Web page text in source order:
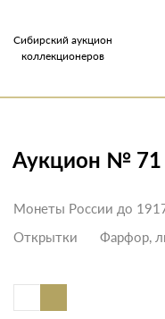
Сибирский аукцион
коллекционеров
Аукцион № 71
Монеты России до
Открытки
Фарфор,